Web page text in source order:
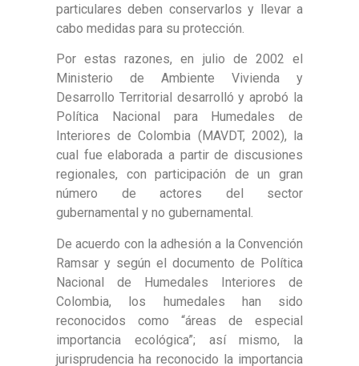
particulares deben conservarlos y llevar a
cabo medidas para su protección.
Por estas razones, en julio de 2002 el
Ministerio de Ambiente Vivienda y
Desarrollo Territorial desarrolló y aprobó la
Política Nacional para Humedales de
Interiores de Colombia (MAVDT, 2002), la
cual fue elaborada a partir de discusiones
regionales, con participación de un gran
número de actores del sector
gubernamental y no gubernamental.
De acuerdo con la adhesión a la Convención
Ramsar y según el documento de Política
Nacional de Humedales Interiores de
Colombia, los humedales han sido
reconocidos como “áreas de especial
importancia ecológica”; así mismo, la
jurisprudencia ha reconocido la importancia